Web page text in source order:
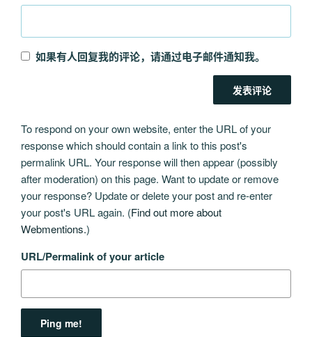
如果有人回复我的评论，请通过电子邮件通知我。
To respond on your own website, enter the URL of your
response which should contain a link to this post's
permalink URL. Your response will then appear (possibly
after moderation) on this page. Want to update or remove
your response? Update or delete your post and re-enter
your post's URL again. (Find out more about
Webmentions.)
URL/Permalink of your article